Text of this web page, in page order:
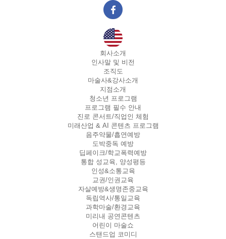
회사소개
인사말 및 비전
조직도
마술사&강사소개
지점소개
청소년 프로그램
프로그램 필수 안내
진로 콘서트/직업인 체험
미래산업 & AI 콘텐츠 프로그램
음주약물/흡연예방
도박중독 예방
딥페이크/학교폭력예방
통합 성교육, 양성평등
인성&소통교육
교권/인권교육
자살예방&생명존중교육
독립역사/통일교육
과학마술/환경교육
미리내 공연콘텐츠
어린이 마술쇼
스탠드업 코미디